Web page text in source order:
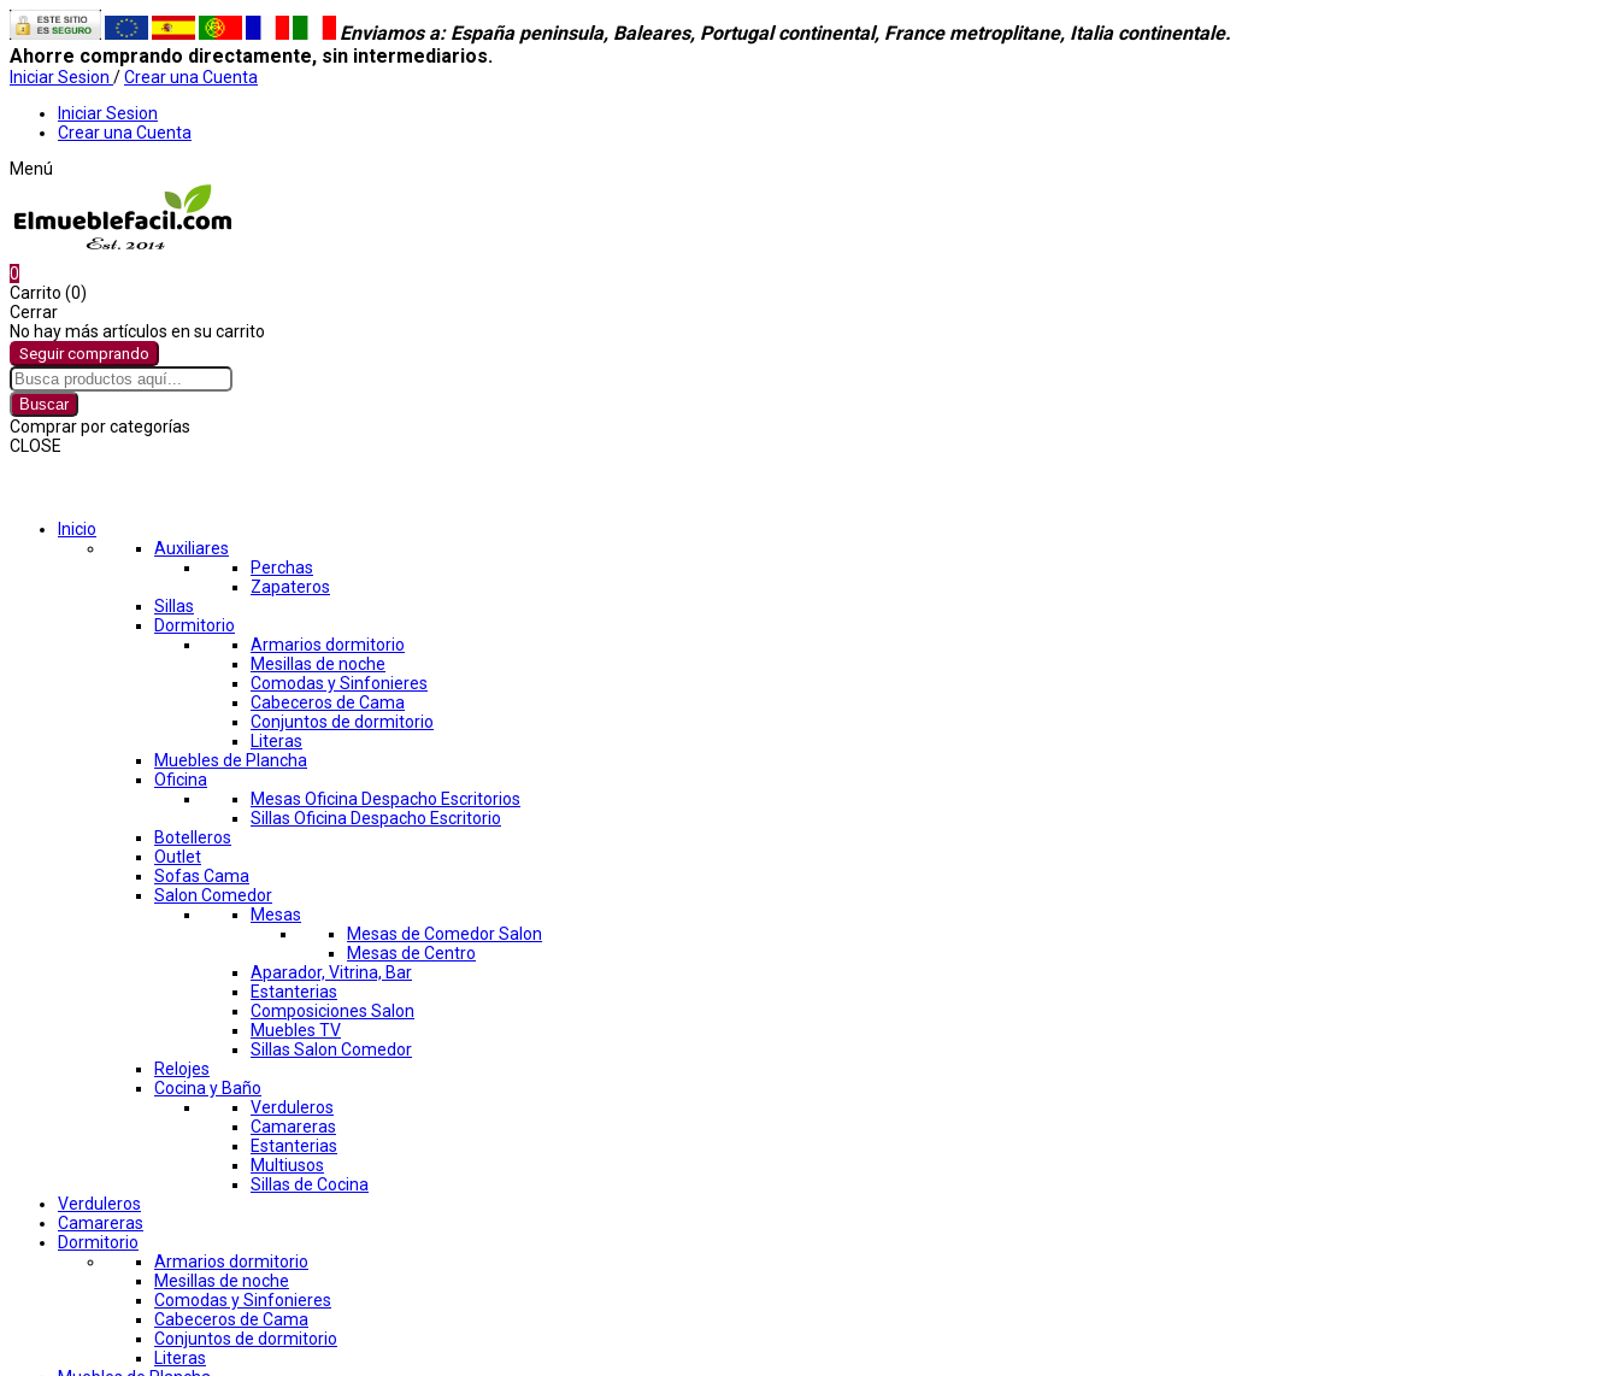
Enviamos a: España peninsula, Baleares, Portugal continental, France metroplitane, Italia continentale.
Ahorre comprando directamente, sin intermediarios.
Iniciar Sesion /Crear una Cuenta
Iniciar Sesion
Crear una Cuenta
Menú
0
Carrito (0)
Cerrar
No hay más artículos en su carrito
Seguir comprando
Buscar
Comprar por categorías
CLOSE
Inicio
Auxiliares
Perchas
Zapateros
Sillas
Dormitorio
Armarios dormitorio
Mesillas de noche
Comodas y Sinfonieres
Cabeceros de Cama
Conjuntos de dormitorio
Literas
Muebles de Plancha
Oficina
Mesas Oficina Despacho Escritorios
Sillas Oficina Despacho Escritorio
Botelleros
Outlet
Sofas Cama
Salon Comedor
Mesas
Mesas de Comedor Salon
Mesas de Centro
Aparador, Vitrina, Bar
Estanterias
Composiciones Salon
Muebles TV
Sillas Salon Comedor
Relojes
Cocina y Baño
Verduleros
Camareras
Estanterias
Multiusos
Sillas de Cocina
Verduleros
Camareras
Dormitorio
Armarios dormitorio
Mesillas de noche
Comodas y Sinfonieres
Cabeceros de Cama
Conjuntos de dormitorio
Literas